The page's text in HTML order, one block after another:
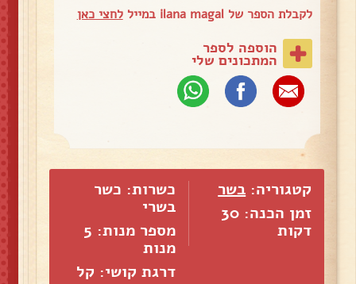
לקבלת הספר של ilana magal במייל לחצי כאן
הוספה לספר
המתכונים שלי
קטגוריה: בשר
זמן הכנה: 30
דקות
כשרות: כשר
בשרי
מספר מנות: 5
מנות
דרגת קושי: קל